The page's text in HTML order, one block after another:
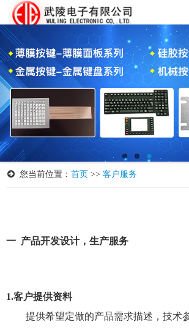
您当前位置： 首页 >> 客户服务
一 产品开发设计，生产服务
1.客户提供资料
提供希望定做的产品需求描述，技术